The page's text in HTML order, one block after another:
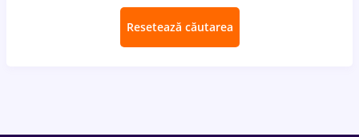
Resetează căutarea